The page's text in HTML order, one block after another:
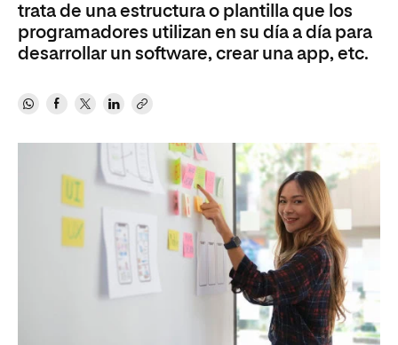
trata de una estructura o plantilla que los
programadores utilizan en su día a día para
desarrollar un software, crear una app, etc.